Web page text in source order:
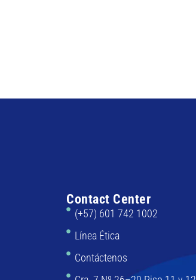
Contact Center
(+57) 601 742 1002
Línea Ética
Contáctenos